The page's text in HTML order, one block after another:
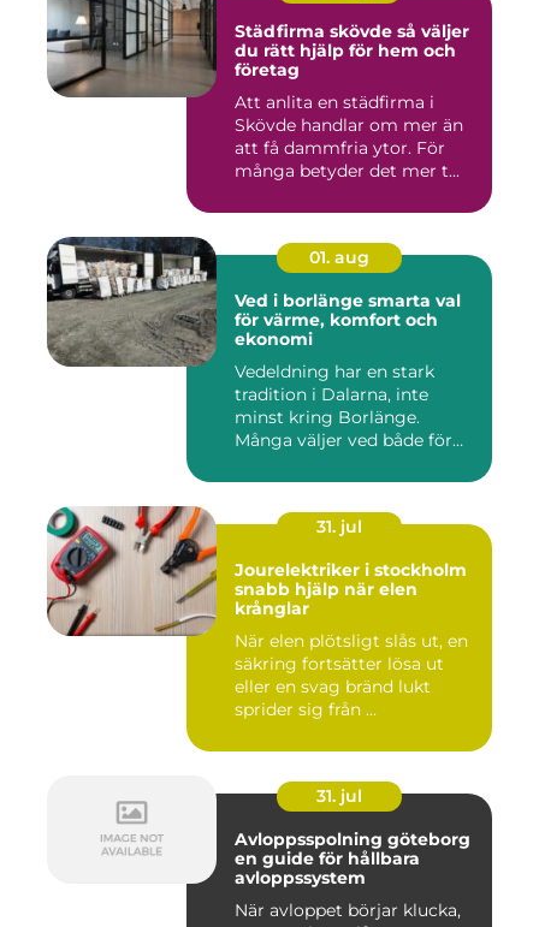
Städfirma skövde så väljer
du rätt hjälp för hem och
företag
Att anlita en städfirma i
Skövde handlar om mer än
att få dammfria ytor. För
många betyder det mer t...
01. aug
Ved i borlänge smarta val
för värme, komfort och
ekonomi
Vedeldning har en stark
tradition i Dalarna, inte
minst kring Borlänge.
Många väljer ved både för
31. jul
Jourelektriker i stockholm
snabb hjälp när elen
krånglar
När elen plötsligt slås ut, en
säkring fortsätter lösa ut
eller en svag bränd lukt
sprider sig från ...
31. jul
Avloppsspolning göteborg
en guide för hållbara
avloppssystem
När avloppet börjar klucka,